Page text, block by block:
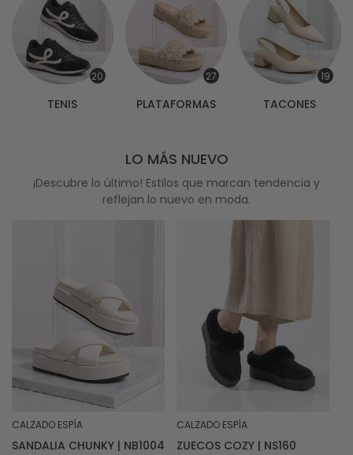
TENIS
20
PLATAFORMAS
27
TACONES
19
LO MÁS NUEVO
¡Descubre lo último! Estilos que marcan tendencia y
reflejan lo nuevo en moda.
Proveedor:
CALZADO ESPÍA
SANDALIA CHUNKY | NB1004
Proveedor:
CALZADO ESPÍA
ZUECOS COZY | NS160